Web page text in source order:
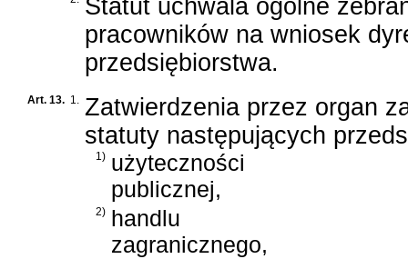
Statut uchwala ogólne
pracowników na wniosek
przedsiębiorstwa.
Art. 13. 1.
Zatwierdzenia przez organ
statuty następujących
1) użyteczności
publicznej,
2) handlu
zagranicznego,